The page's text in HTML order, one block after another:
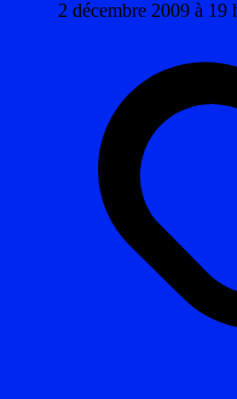
2 décembre 2009 à 19